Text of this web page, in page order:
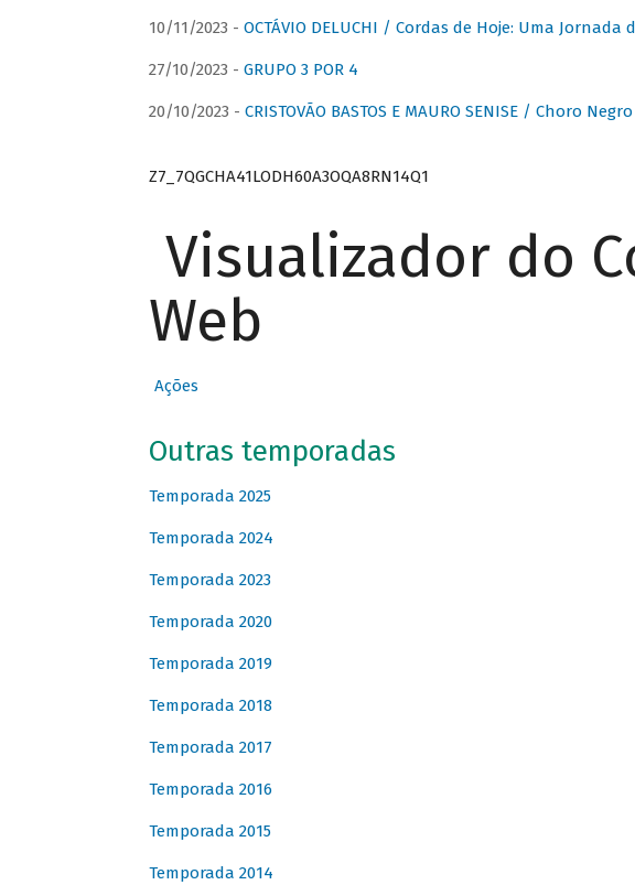
10/11/2023 - OCTÁVIO DELUCHI / Cordas de Hoje: Uma
27/10/2023 - GRUPO 3 POR 4
20/10/2023 - CRISTOVÃO BASTOS E MAURO SENISE / Choro Negro
Z7_7QGCHA41LODH60A3OQA8RN14Q1
Visualizador do
Web
Ações
Outras temporadas
Temporada 2025
Temporada 2024
Temporada 2023
Temporada 2020
Temporada 2019
Temporada 2018
Temporada 2017
Temporada 2016
Temporada 2015
Temporada 2014